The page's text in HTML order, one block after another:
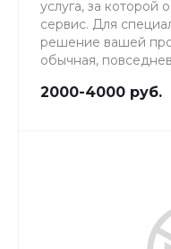
услуга, за
сервис. Для
решение вашей
обычная,
2000-4000 руб.